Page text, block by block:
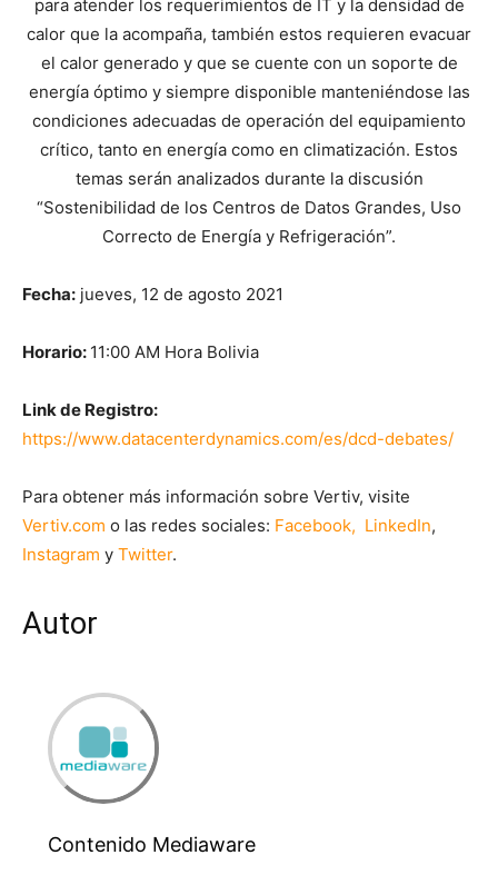
para atender los requerimientos de IT y la densidad de
calor que la acompaña, también estos requieren evacuar
el calor generado y que se cuente con un soporte de
energía óptimo y siempre disponible manteniéndose las
condiciones adecuadas de operación del equipamiento
crítico, tanto en energía como en climatización. Estos
temas serán analizados durante la discusión
“Sostenibilidad de los Centros de Datos Grandes, Uso
Correcto de Energía y Refrigeración”.
Fecha: jueves, 12 de agosto 2021
Horario: 11:00 AM Hora Bolivia
Link de Registro:
https://www.datacenterdynamics.com/es/dcd-debates/
Para obtener más información sobre Vertiv, visite
Vertiv.com o las redes sociales: Facebook, LinkedIn,
Instagram y Twitter.
Autor
Contenido Mediaware